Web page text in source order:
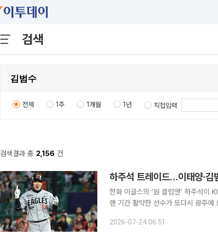
검색
전체 1주 1개월 1년 직접입력
검색결과 총 2,156 건
하주석 트레이드…이태양·
한화 이글스의 ‘원 클럽맨’ 하주석이
랜 기간 활약한 선수가 또다시 광주에 둥지를 틀게 됐다. 한화와
했다고 발표했다. 31일 트레이드 마감
2026-07-24 06:51